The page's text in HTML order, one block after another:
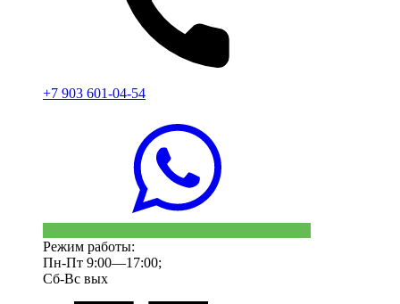
+7 903 601-04-54
Режим работы:
Пн-Пт 9:00—17:00;
Сб-Вс вых